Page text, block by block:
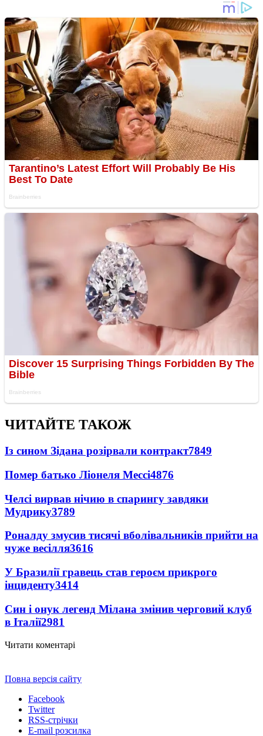
ЧИТАЙТЕ ТАКОЖ
Із сином Зідана розірвали контракт7849
Помер батько Ліонеля Мессі4876
Челсі вирвав нічию в спарингу завдяки
Мудрику3789
Роналду змусив тисячі вболівальників прийти на
чуже весілля3616
У Бразилії гравець став героєм прикрого
інциденту3414
Син і онук легенд Мілана змінив черговий клуб
в Італії2981
Читати коментарі
Повна версія сайту
Facebook
Twitter
RSS-стрічки
E-mail розсилка